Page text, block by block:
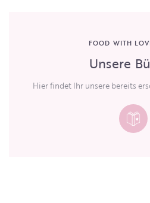
FOOD WITH
Unsere
Hier findet Ihr unsere bereits